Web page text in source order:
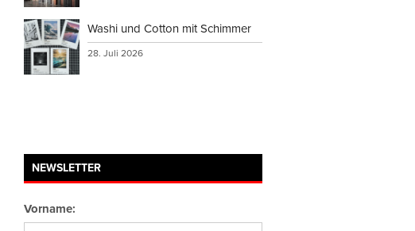
Washi und Cotton mit Schimmer
28. Juli 2026
NEWSLETTER
Vorname: